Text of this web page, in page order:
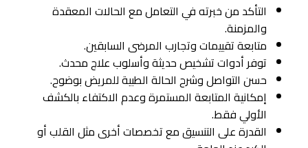
التأكد من خبرته في التعامل مع الحالات المعقدة
والمزمنة.
متابعة تقييمات وتجارب المرضى السابقين.
توفر أدوات تشخيص حديثة وأسلوب علاج محدث.
حسن التواصل وشرح الحالة الطبية للمريض بوضوح.
إمكانية المتابعة المستمرة وعدم الاكتفاء بالكشف
الأولي فقط.
القدرة على التنسيق مع تخصصات أخرى مثل القلب أو